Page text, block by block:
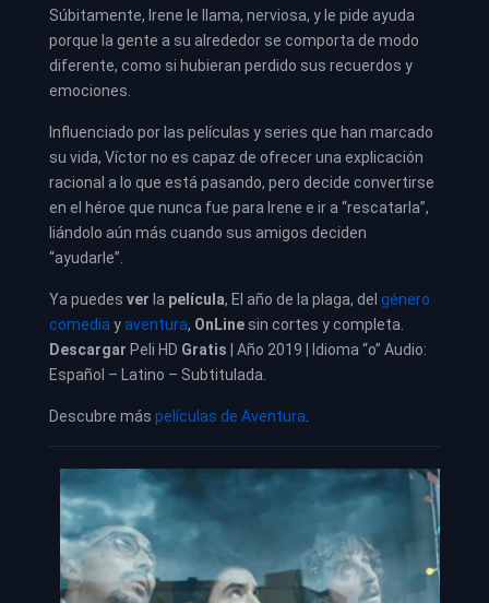
Súbitamente, Irene le llama, nerviosa, y le pide ayuda
porque la gente a su alrededor se comporta de modo
diferente, como si hubieran perdido sus recuerdos y
emociones.
Influenciado por las películas y series que han marcado
su vida, Víctor no es capaz de ofrecer una explicación
racional a lo que está pasando, pero decide convertirse
en el héroe que nunca fue para Irene e ir a “rescatarla”,
liándolo aún más cuando sus amigos deciden
“ayudarle”.
Ya puedes ver la película, El año de la plaga, del género
comedia yaventura, OnLine sin cortes y completa.
Descargar Peli HD Gratis | Año 2019 | Idioma “o” Audio:
Español – Latino – Subtitulada.
Descubre más películas de Aventura